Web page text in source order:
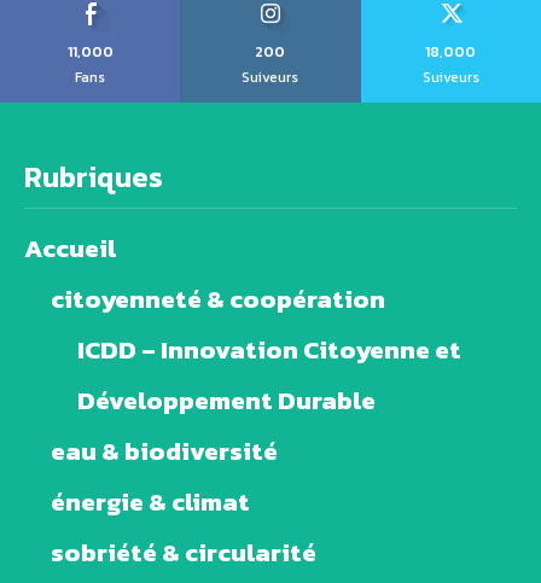
11,000
Fans
200
Suiveurs
18,000
Suiveurs
Rubriques
Accueil
citoyenneté & coopération
ICDD – Innovation Citoyenne et
Développement Durable
eau & biodiversité
énergie & climat
sobriété & circularité